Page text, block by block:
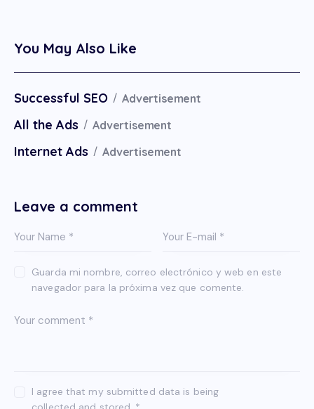
You May Also Like
Advertisement
Successful SEO
Advertisement
All the Ads
Advertisement
Internet Ads
Leave a comment
Guarda mi nombre, correo electrónico y web en este
navegador para la próxima vez que comente.
I agree that my submitted data is being